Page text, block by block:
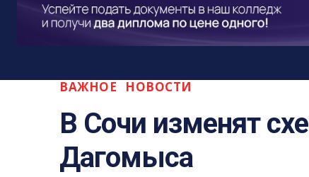
ВАЖНОЕ НОВОСТИ
В Сочи изменят
Дагомыса